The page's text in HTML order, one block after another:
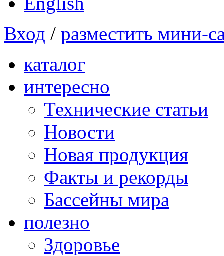
Вход / разместить мини-
каталог
интересно
Технические статьи
Новости
Новая продукция
Факты и рекорды
Бассейны мира
полезно
Здоровье